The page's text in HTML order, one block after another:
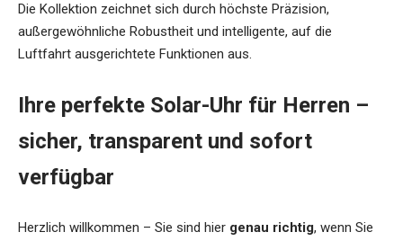
Die Kollektion zeichnet sich durch höchste Präzision,
außergewöhnliche Robustheit und intelligente, auf die
Luftfahrt ausgerichtete Funktionen aus.
Ihre perfekte Solar-Uhr für Herren –
sicher, transparent und sofort
verfügbar
Herzlich willkommen – Sie sind hier genau richtig, wenn Sie